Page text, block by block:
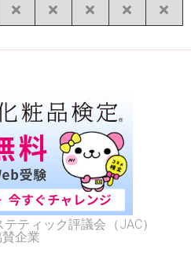
ティック評議会（JAC）
企業